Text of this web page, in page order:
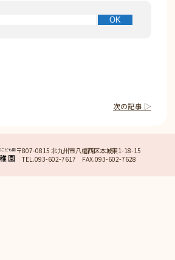
次の記事 ▷
〒807-0815 北九州市八幡西区本城東1-18-15
TEL.093-602-7617 FAX.093-602-7628